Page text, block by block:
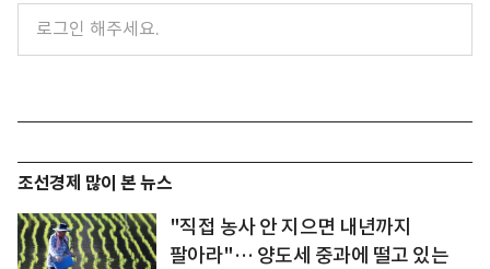
조선경제 많이 본 뉴스
"직접 농사 안 지으면 내년까지
팔아라"… 양도세 중과에 떨고 있는